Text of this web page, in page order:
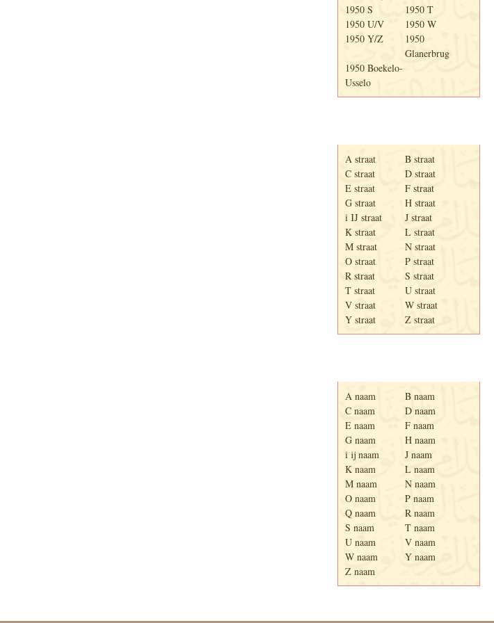
1950 S
1950 T
1950 U/V
1950 W
1950 Y/Z
1950
Glanerbrug
1950 Boekelo-
Usselo
A straat
B straat
C straat
D straat
E straat
F straat
G straat
H straat
i IJ straat
J straat
K straat
L straat
M straat
N straat
O straat
P straat
R straat
S straat
T straat
U straat
V straat
W straat
Y straat
Z straat
A naam
B naam
C naam
D naam
E naam
F naam
G naam
H naam
i ij naam
J naam
K naam
L naam
M naam
N naam
O naam
P naam
Q naam
R naam
S naam
T naam
U naam
V naam
W naam
Y naam
Z naam